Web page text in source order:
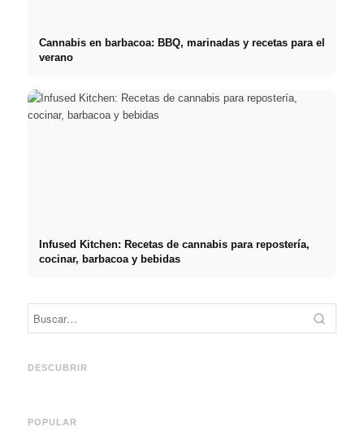
Cannabis en barbacoa: BBQ, marinadas y recetas para el
verano
Infused Kitchen: Recetas de cannabis para repostería,
cocinar, barbacoa y bebidas
DESCUBRIR
Mehr Verkäufe durch gezieltes
POPULAR